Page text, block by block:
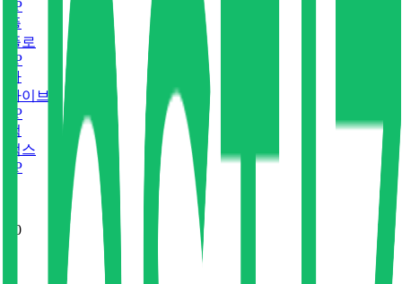
P
플
플로
P
바
바이브
P
벅
벅스
P
0